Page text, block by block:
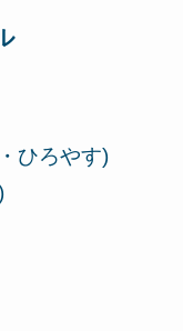
ひろやす)